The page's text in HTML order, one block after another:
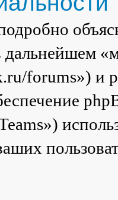
дальнейшем
forums») и